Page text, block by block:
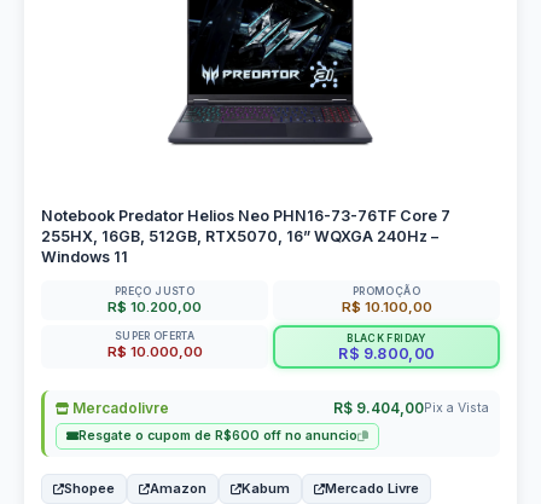
Notebook Predator Helios Neo PHN16-73-76TF Core 7
255HX, 16GB, 512GB, RTX5070, 16” WQXGA 240Hz –
Windows 11
PREÇO JUSTO
R$ 10.200,00
PROMOÇÃO
R$ 10.100,00
SUPER OFERTA
R$ 10.000,00
BLACK FRIDAY
R$ 9.800,00
Mercadolivre R$ 9.404,00Pix a Vista
Resgate o cupom de R$600 off no anuncio
Shopee Amazon Kabum Mercado Livre